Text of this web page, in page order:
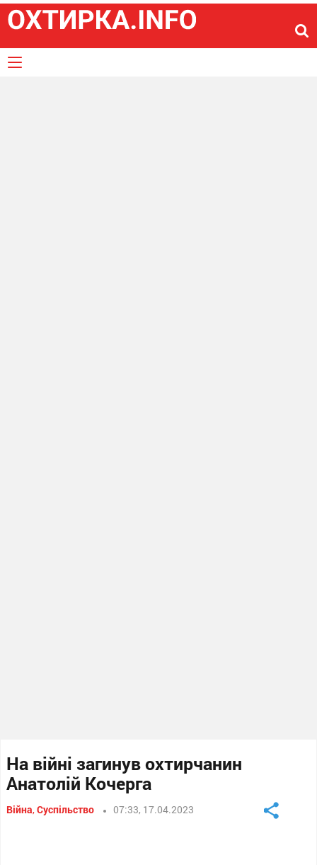
На війні загинув охтирчанин
Анатолій Кочерга
Війна,Суспільство 07:33, 17.04.2023